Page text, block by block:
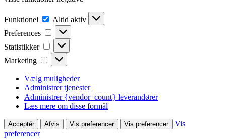
Funktionel Funktionel
Altid aktiv
Preferences
Preferences
Statistikker Statistikker
Marketing Marketing
Vælg muligheder
Administrer tjenester
Administrer {vendor_count} leverandører
Læs mere om disse formål
Acceptér Afvis Vis preferencer Vis preferencer
Vis
preferencer